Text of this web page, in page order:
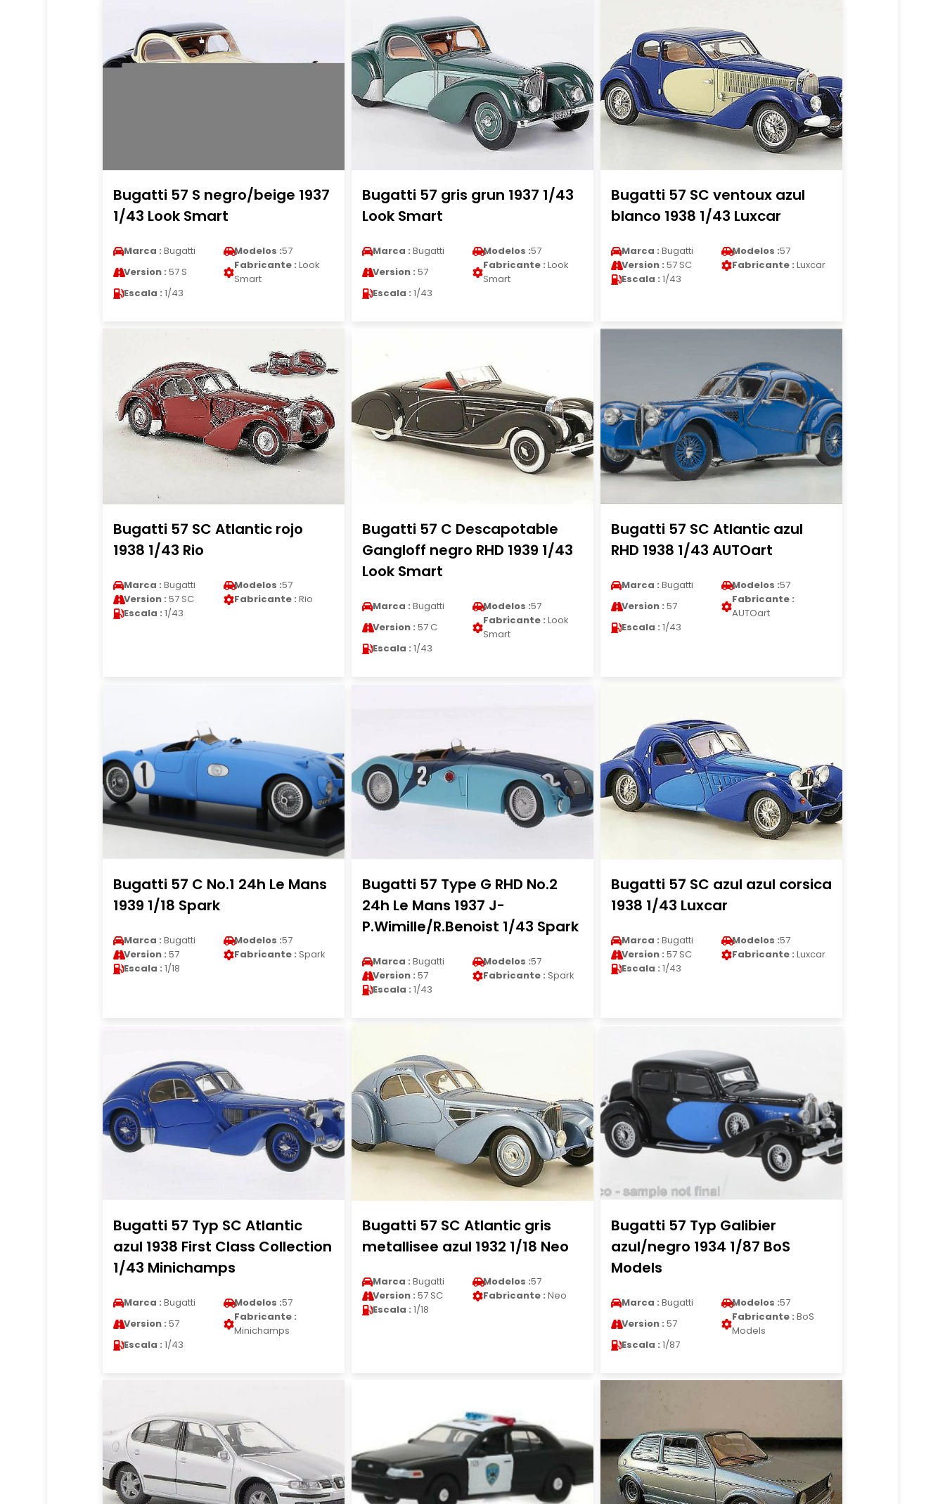
Bugatti 57 S negro/beige 1937
1/43 Look Smart
Marca : Bugatti Modelos :57
Version : 57 S
Fabricante : Look
Smart
Escala : 1/43
Bugatti 57 gris grun 1937 1/43
Look Smart
Marca : Bugatti Modelos :57
Version : 57
Fabricante : Look
Smart
Escala : 1/43
Bugatti 57 SC ventoux azul
blanco 1938 1/43 Luxcar
Marca : Bugatti Modelos :57
Version : 57 SC Fabricante : Luxcar
Escala : 1/43
Bugatti 57 SC Atlantic rojo
1938 1/43 Rio
Marca : Bugatti Modelos :57
Version : 57 SC Fabricante : Rio
Escala : 1/43
Bugatti 57 C Descapotable
Gangloff negro RHD 1939 1/43
Look Smart
Marca : Bugatti Modelos :57
Version : 57 C
Fabricante : Look
Smart
Escala : 1/43
Bugatti 57 SC Atlantic azul
RHD 1938 1/43 AUTOart
Marca : Bugatti Modelos :57
Version : 57
Fabricante :
AUTOart
Escala : 1/43
Bugatti 57 C No.1 24h Le Mans
1939 1/18 Spark
Marca : Bugatti Modelos :57
Version : 57 Fabricante : Spark
Escala : 1/18
Bugatti 57 Type G RHD No.2
24h Le Mans 1937 J-
P.Wimille/R.Benoist 1/43 Spark
Marca : Bugatti Modelos :57
Version : 57 Fabricante : Spark
Escala : 1/43
Bugatti 57 SC azul azul corsica
1938 1/43 Luxcar
Marca : Bugatti Modelos :57
Version : 57 SC Fabricante : Luxcar
Escala : 1/43
Bugatti 57 Typ SC Atlantic
azul 1938 First Class Collection
1/43 Minichamps
Marca : Bugatti Modelos :57
Version : 57
Fabricante :
Minichamps
Escala : 1/43
Bugatti 57 SC Atlantic gris
metallisee azul 1932 1/18 Neo
Marca : Bugatti Modelos :57
Version : 57 SC Fabricante : Neo
Escala : 1/18
Bugatti 57 Typ Galibier
azul/negro 1934 1/87 BoS
Models
Marca : Bugatti Modelos :57
Version : 57
Fabricante : BoS
Models
Escala : 1/87